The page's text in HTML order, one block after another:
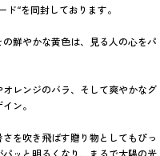
“を同封しております。
鮮やかな黄色は、見る人の心をパ
レンジのバラ、そして爽やかなグ
ン。
を吹き飛ばす贈り物としてもぴっ